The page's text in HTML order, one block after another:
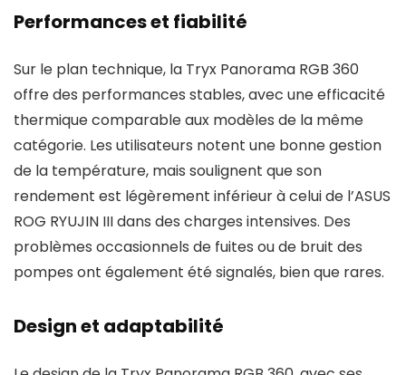
Performances et fiabilité
Sur le plan technique, la Tryx Panorama RGB 360
offre des performances stables, avec une efficacité
thermique comparable aux modèles de la même
catégorie. Les utilisateurs notent une bonne gestion
de la température, mais soulignent que son
rendement est légèrement inférieur à celui de l’ASUS
ROG RYUJIN III dans des charges intensives. Des
problèmes occasionnels de fuites ou de bruit des
pompes ont également été signalés, bien que rares.
Design et adaptabilité